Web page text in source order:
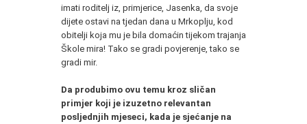
imati roditelj iz, primjerice, Jasenka, da svoje
dijete ostavi na tjedan dana u Mrkoplju, kod
obitelji koja mu je bila domaćin tijekom trajanja
Škole mira! Tako se gradi povjerenje, tako se
gradi mir.
Da produbimo ovu temu kroz sličan
primjer koji je izuzetno relevantan
posljednjih mjeseci, kada je sjećanje na